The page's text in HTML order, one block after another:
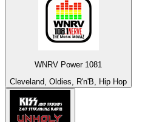
WNRV Power 1081
Cleveland, Oldies, R'n'B, Hip Hop